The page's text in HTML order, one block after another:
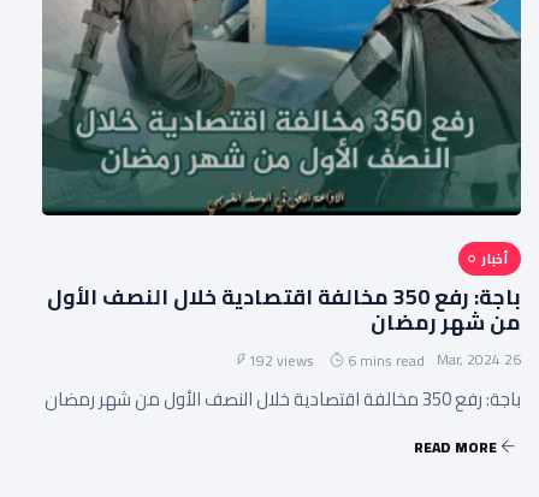
أخبار
باجة: رفع 350 مخالفة اقتصادية خلال النصف الأول
من شهر رمضان
26 Mar, 2024
6 mins read
192 views
باجة: رفع 350 مخالفة اقتصادية خلال النصف الأول من شهر رمضان
READ MORE